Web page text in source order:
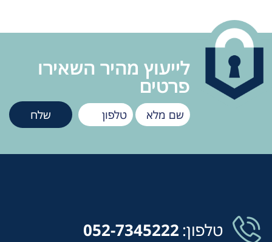
לייעוץ מהיר השאירו
פרטים
טלפון: 052-7345222